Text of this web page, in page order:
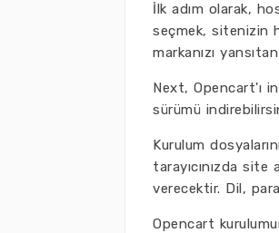
İlk adım olarak,
seçmek, sitenizin
markanızı
Next, Opencart'ı
sürümü
Kurulum
tarayıcınızda
verecektir. Dil,
Opencart